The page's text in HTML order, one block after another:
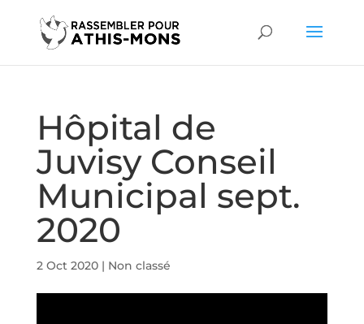
Hôpital de
Juvisy Conseil
Municipal sept.
2020
2 Oct 2020| Non classé